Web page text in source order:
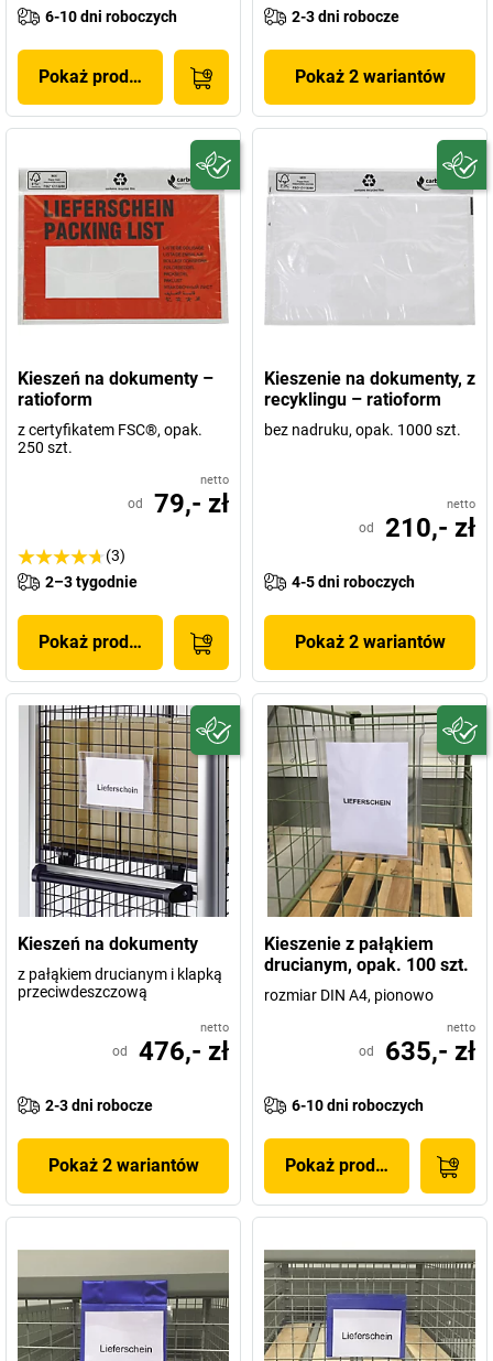
6-10 dni roboczych
Pokaż produkt
2-3 dni robocze
Pokaż 2 wariantów
Kieszeń na dokumenty –
ratioform
z certyfikatem FSC®, opak.
250 szt.
netto
od 79,- zł
(3)
2–3 tygodnie
Pokaż produkt
Kieszenie na dokumenty, z
recyklingu – ratioform
bez nadruku, opak. 1000 szt.
netto
od 210,- zł
4-5 dni roboczych
Pokaż 2 wariantów
Kieszeń na dokumenty
z pałąkiem drucianym i klapką
przeciwdeszczową
netto
od 476,- zł
2-3 dni robocze
Pokaż 2 wariantów
Kieszenie z pałąkiem
drucianym, opak. 100 szt.
rozmiar DIN A4, pionowo
netto
od 635,- zł
6-10 dni roboczych
Pokaż produkt